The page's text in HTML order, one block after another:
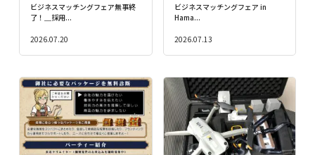
ビジネスマッチングフェア無事終
了！＿採用...
2026.07.20
ビジネスマッチングフェア in
Hama...
2026.07.13